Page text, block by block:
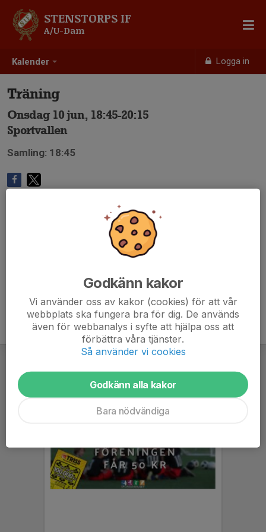
Kalender Logga in
STENSTORPS IF
A/U-Dam
Träning
Onsdag 10 jun, 18:45-20:15
Sportvallen
Samling: 18:45
Godkänn kakor
Vi använder oss av kakor (cookies) för att vår
webbplats ska fungera bra för dig. De används
även för webbanalys i syfte att hjälpa oss att
förbättra våra tjänster.
Så använder vi cookies
Godkänn alla kakor
Bara nödvändiga